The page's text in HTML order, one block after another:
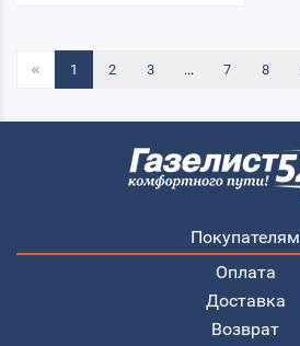
1 2 3 ... 7 8
Покупателям
Оплата
Доставка
Возврат